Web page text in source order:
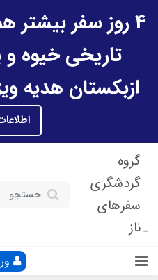
4 روز سفر بیشتر
تاریخی خیوه و
ازبکستان هدیه
گروه
گردشگری
سفرهای
ناز